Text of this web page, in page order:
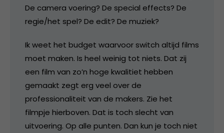
De camera voering? De special effects? De
regie/het spel? De edit? De muziek?
Ik weet het budget waarvoor switch altijd films
moet maken. Is heel weinig tot niets. Dat zij
een film van zo’n hoge kwalitiet hebben
gemaakt zegt erg veel over de
professionaliteit van de makers. Zie het
filmpje hierboven. Dat is toch slecht van
uitvoering. Op alle punten. Dan kun je toch niet